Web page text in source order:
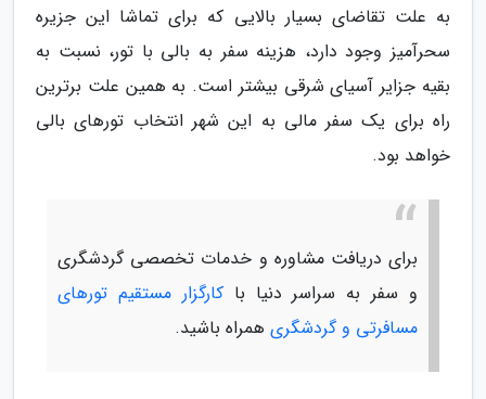
به علت تقاضای بسیار بالایی که برای تماشا این جزیره
سحرآمیز وجود دارد، هزینه سفر به بالی با تور، نسبت به
بقیه جزایر آسیای شرقی بیشتر است. به همین علت برترین
راه برای یک سفر مالی به این شهر انتخاب تورهای بالی
خواهد بود.
برای دریافت مشاوره و خدمات تخصصی گردشگری
و سفر به سراسر دنیا باکارگزار مستقیم تورهای
مسافرتی و گردشگری همراه باشید.